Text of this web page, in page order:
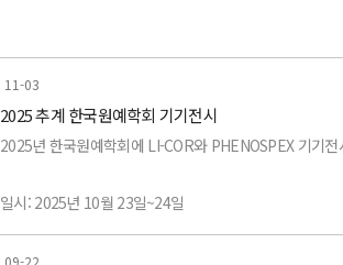
-LI-1500 / LI-250A (광 데이터로거 / 광 미터기)
-LI-190R / 200R / 210R (퀀텀센서 / 일사량 센서 / 조도 센서)
-LI-180 (광 스펙트럼 분석기)
-MicroScan (Small portable digital phenotyping)
작년 워크숍과 동일하게 LI-COR 광합성측정기를 전문
장비의 기본적인 사용법을 숙지하신 고객분들을 대상으
이번 워크숍은 기초적인 광합성 이론과 광합성측정기의
2025 추계 한국원예학회 기기전시
2025년 한국원예학회에 LI-COR와 PHENOSPEX 기기
일시: 2025년 10월 23일~24일
장소: 여수엑스포컨벤션센터
11-03
09-22